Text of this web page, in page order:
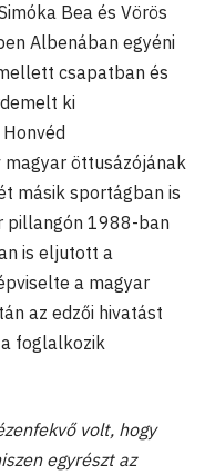
Bea és Vörös
Albenában egyéni
csapatban és
ki
öttusázójának
másik sportágban is
pillangón 1988-ban
is eljutott a
a magyar
az edzői hivatást
foglalkozik
volt, hogy
egyrészt az